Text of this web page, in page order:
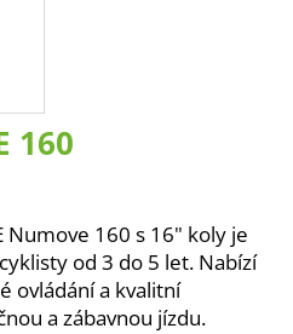
160
Numove 160 s 16" koly je
od 3 do 5 let. Nabízí
ovládání a kvalitní
a zábavnou jízdu.